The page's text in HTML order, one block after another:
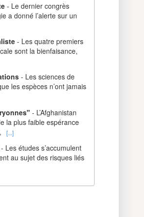
- Le dernier congrès
a donné l’alerte sur un
- Les quatre premiers
sont la bienfaisance,
- Les sciences de
les espèces n’ont jamais
- L’Afghanistan
la plus faible espérance
[...]
- Les études s’accumulent
au sujet des risques liés